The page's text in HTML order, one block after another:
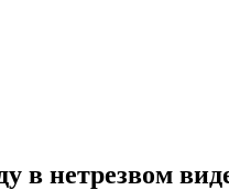
в нетрезвом